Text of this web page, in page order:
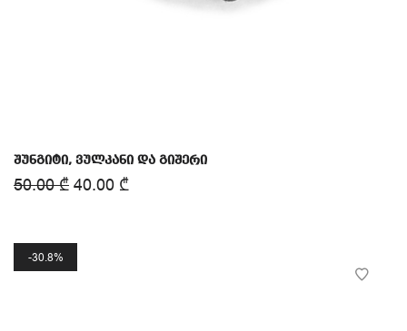
შუნგიტი, ვულკანი და გიშერი
50.00₾ 40.00 ₾
30.8%